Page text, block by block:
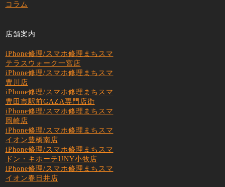
コラム
店舗案内
iPhone修理/スマホ修理まちスマ
テラスウォーク一宮店
iPhone修理/スマホ修理まちスマ
豊川店
iPhone修理/スマホ修理まちスマ
豊田市駅前GAZA専門店街
iPhone修理/スマホ修理まちスマ
岡崎店
iPhone修理/スマホ修理まちスマ
イオン豊橋南店
iPhone修理/スマホ修理まちスマ
ドン・キホーテUNY小牧店
iPhone修理/スマホ修理まちスマ
イオン春日井店